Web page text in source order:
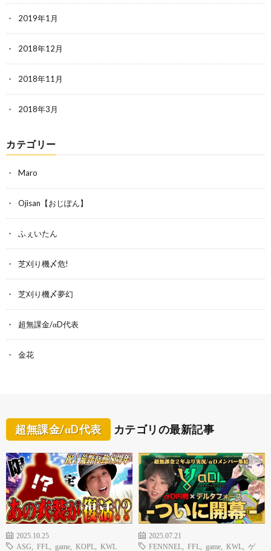
2019年1月
2018年12月
2018年11月
2018年3月
カテゴリー
Maro
Ojisan【おじぽん】
ふぇいたん
芝刈り機〆危!
芝刈り機〆夢幻
超無課金/αD代表
金花
超無課金/αD代表 カテゴリの最新記事
2025.10.25
ASG
FFL game KOPL KWL
2025.07.21
FENNNEL
FFL game KWL
ゲ